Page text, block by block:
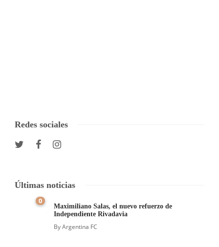
Redes sociales
Últimas noticias
0
Maximiliano Salas, el nuevo refuerzo de
Independiente Rivadavia
ByArgentina FC